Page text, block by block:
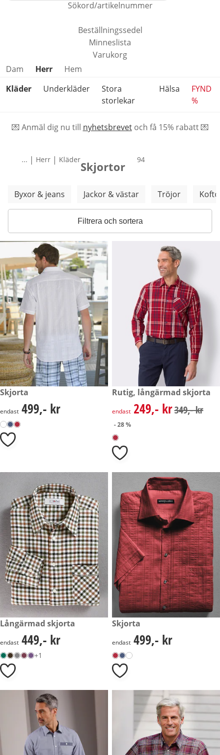
Sökord/artikelnummer
Beställningssedel
Minneslista
Varukorg
Hoppa över produktkategorier
Dam Herr
Hem
Kläder
Underkläder
Stora
storlekar
Hälsa
FYND
%
💌 Anmäl dig nu till nyhetsbrevetoch få 15% rabatt 💌
... | Herr | KläderSkjortor produkter
94
Hoppa över fler kategorier
Byxor & jeans Jackor & västar Tröjor
Filtrera och sortera
499,- kr
Skjorta
499,- kr
endast 499,- kr
rabatterat pris: 249,- kr,
- 28 %
Rutig, långärmad skjorta
rabatterat pris: 249,- kr,
endast 249,- kr349,- kr
- 28 %
449,- kr
Långärmad skjorta
449,- kr
endast 449,- kr
+1
499,- kr
Skjorta
499,- kr
endast 499,- kr